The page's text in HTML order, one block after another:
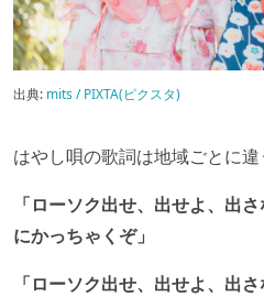
出典: mits / PIXTA(ピクスタ)
はやし唄の歌詞は地域ごとに違
「ローソク出せ、出せよ、出
にかっちゃくぞ」
「ローソク出せ、出せよ、出